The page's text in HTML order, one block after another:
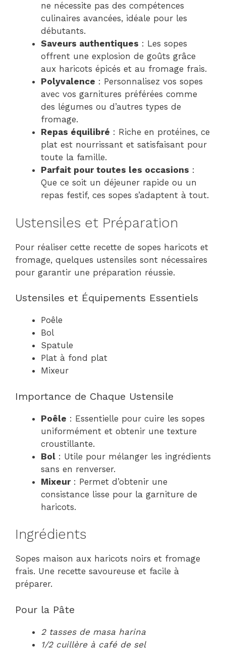
ne nécessite pas des compétences
culinaires avancées, idéale pour les
débutants.
Saveurs authentiques : Les sopes
offrent une explosion de goûts grâce
aux haricots épicés et au fromage frais.
Polyvalence : Personnalisez vos sopes
avec vos garnitures préférées comme
des légumes ou d’autres types de
fromage.
Repas équilibré : Riche en protéines, ce
plat est nourrissant et satisfaisant pour
toute la famille.
Parfait pour toutes les occasions :
Que ce soit un déjeuner rapide ou un
repas festif, ces sopes s’adaptent à tout.
Ustensiles et Préparation
Pour réaliser cette recette de sopes haricots et
fromage, quelques ustensiles sont nécessaires
pour garantir une préparation réussie.
Ustensiles et Équipements Essentiels
Poêle
Bol
Spatule
Plat à fond plat
Mixeur
Importance de Chaque Ustensile
Poêle : Essentielle pour cuire les sopes
uniformément et obtenir une texture
croustillante.
Bol : Utile pour mélanger les ingrédients
sans en renverser.
Mixeur: Permet d’obtenir une
consistance lisse pour la garniture de
haricots.
Ingrédients
Sopes maison aux haricots noirs et fromage
frais. Une recette savoureuse et facile à
préparer.
Pour la Pâte
2 tasses de masa harina
1/2 cuillère à café de sel